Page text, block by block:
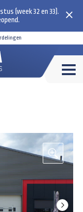
(week 32 en 33).